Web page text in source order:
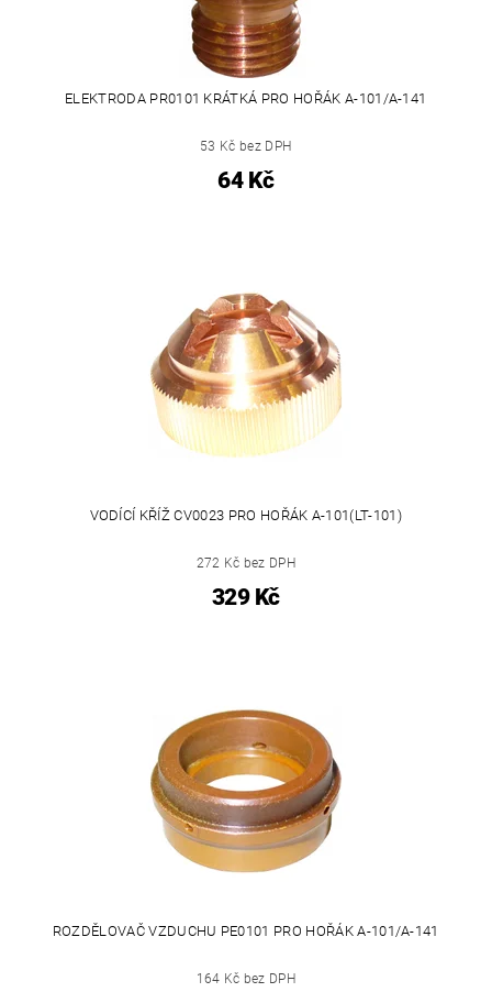
ELEKTRODA PR0101 KRÁTKÁ PRO HOŘÁK A-101/A-141
53 Kč bez DPH
64 Kč
VODÍCÍ KŘÍŽ CV0023 PRO HOŘÁK A-101(LT-101)
272 Kč bez DPH
329 Kč
ROZDĚLOVAČ VZDUCHU PE0101 PRO HOŘÁK A-101/A-141
164 Kč bez DPH